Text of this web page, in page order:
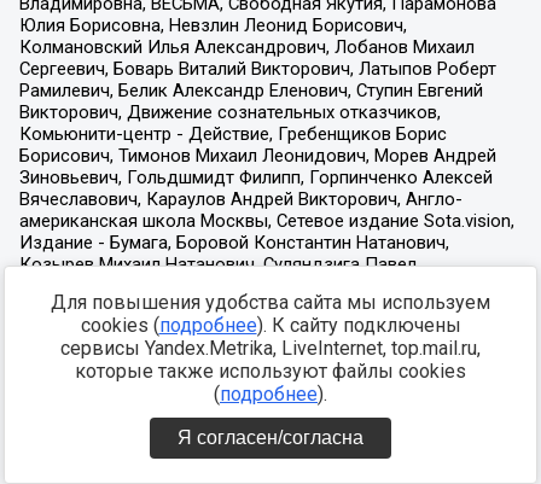
Для повышения удобства сайта мы используем
cookies (подробнее). К сайту подключены
сервисы Yandex.Metrika, LiveInternet, top.mail.ru,
которые также используют файлы cookies
(подробнее).
Я согласен/согласна